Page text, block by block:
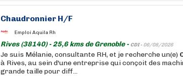
Chaudronnier H/F
Emploi Aquila Rh
Rives (38140) - 25,6 kms de Grenoble - CDI - 06/08/2026
Je suis Mélanie, consultante RH, et je recherche un(e)
à Rives, au sein d'une entreprise qui conçoit des
grande taille pour diff...